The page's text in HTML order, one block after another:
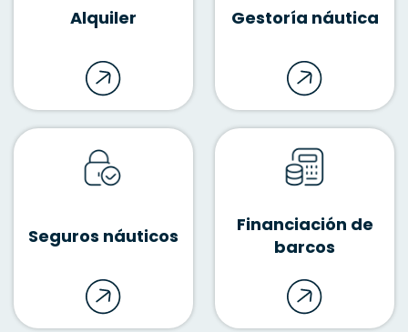
Alquiler Gestoría náutica
Seguros náuticos
Financiación de
barcos